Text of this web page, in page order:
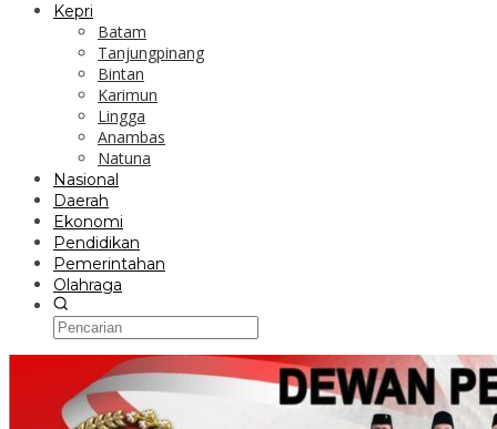
Kepri
Batam
Tanjungpinang
Bintan
Karimun
Lingga
Anambas
Natuna
Nasional
Daerah
Ekonomi
Pendidikan
Pemerintahan
Olahraga